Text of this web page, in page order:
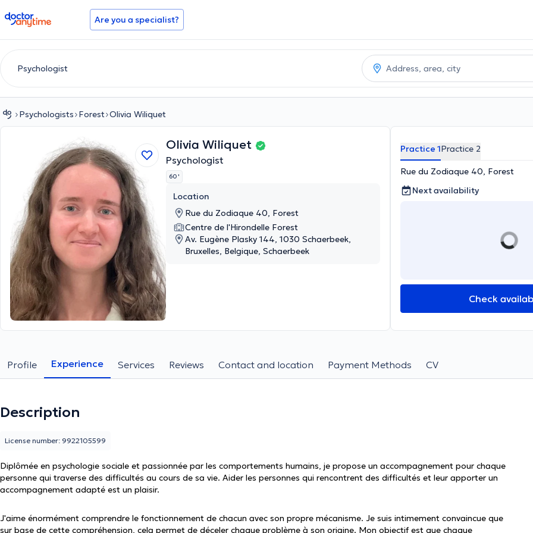
doctoranytime Are you a specialist?
Psychologists Forest Olivia Wiliquet
Olivia Wiliquet
Psychologist
60 '
Location
Rue du Zodiaque 40, Forest
Centre de l'Hirondelle Forest
Av. Eugène Plasky 144, 1030 Schaerbeek,
Bruxelles, Belgique, Schaerbeek
Practice 1Practice 2
Rue du Zodiaque 40, Forest
Next availability
Check
Profile Experience Services Reviews Contact and location Payment Methods CV
Description
Diplômée en psychologie sociale et passionnée par les comportements humains, je propose un accompagnement pour chaque
personne qui traverse des difficultés au cours de sa vie. Aider les personnes qui rencontrent des difficultés et leur apporter un
accompagnement adapté est un plaisir.
J'aime énormément comprendre le fonctionnement de chacun avec son propre mécanisme. Je suis intimement convaincue que
sur base de cette compréhension, cela permet de déceler chaque problème à son origine. Mon objectif est que chaque
License number: 9922105599